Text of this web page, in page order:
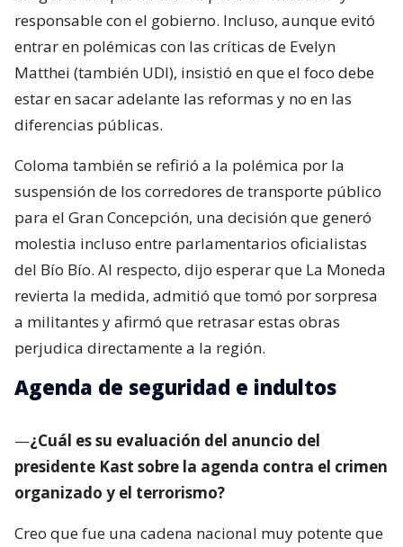
responsable con el gobierno. Incluso, aunque evitó
entrar en polémicas con las críticas de Evelyn
Matthei (también UDI), insistió en que el foco debe
estar en sacar adelante las reformas y no en las
diferencias públicas.
Coloma también se refirió a la polémica por la
suspensión de los corredores de transporte público
para el Gran Concepción, una decisión que generó
molestia incluso entre parlamentarios oficialistas
del Bío Bío. Al respecto, dijo esperar que La Moneda
revierta la medida, admitió que tomó por sorpresa
a militantes y afirmó que retrasar estas obras
perjudica directamente a la región.
Agenda de seguridad e indultos
—¿Cuál es su evaluación del anuncio del
presidente Kast sobre la agenda contra el crimen
organizado y el terrorismo?
Creo que fue una cadena nacional muy potente que